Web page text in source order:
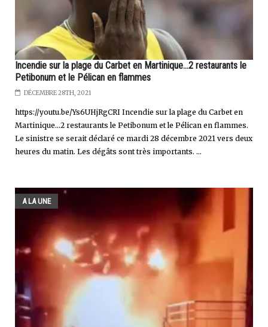
Incendie sur la plage du Carbet en Martinique...2 restaurants le
Petibonum et le Pélican en flammes
DÉCEMBRE 28TH, 2021
https://youtu.be/Ys6UHjRgCRI Incendie sur la plage du Carbet en
Martinique…2 restaurants le Petibonum et le Pélican en flammes.
Le sinistre se serait déclaré ce mardi 28 décembre 2021 vers deux
heures du matin. Les dégâts sont très importants. ...
A LA UNE